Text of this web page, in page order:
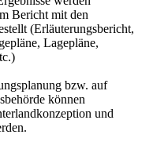
Bericht mit den
(Erläuterungsbericht,
Lagepläne,
bzw. auf
können
und